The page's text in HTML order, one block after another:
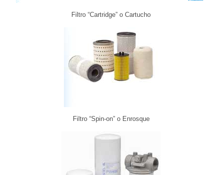
Filtro “Cartridge” o Cartucho
Filtro “Spin-on” o Enrosque